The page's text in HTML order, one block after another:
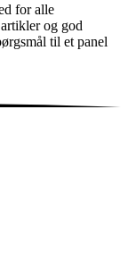
for alle
og god
til et panel